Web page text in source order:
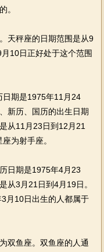
。
秤座的日期范围是从9
10日正好处于这个范围
期是1975年11月24
新历、国历的出生日期
从11月23日到12月21
为射手座。
日期是1975年4月23
从3月21日到4月19日。
月10日出生的人都属于
鱼座。双鱼座的人通